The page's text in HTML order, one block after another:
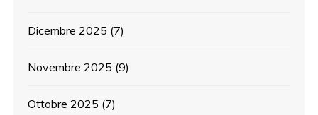
Dicembre 2025 (7)
Novembre 2025 (9)
Ottobre 2025 (7)